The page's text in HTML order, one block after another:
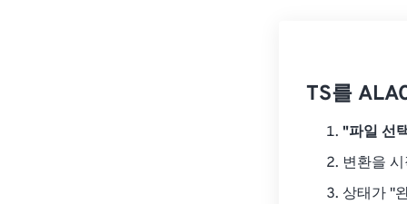
TS를
"파일 선
변환을
상태가 "